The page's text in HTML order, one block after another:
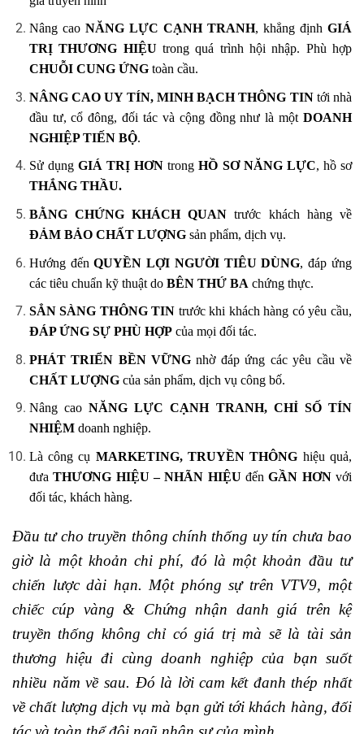
Nâng cao NĂNG LỰC CẠNH TRANH, khẳng địnhGIÁ
TRỊ THƯƠNG HIỆU trong quá trình hội nhập. Phù hợp
CHUỖI CUNG ỨNGtoàn cầu.
NÂNG CAO UY TÍN, MINH BẠCH THÔNG TINtới nhà
đầu tư, cổ đông, đối tác và cộng đồng như là một DOANH
NGHIỆP TIẾN BỘ.
Sử dụngGIÁ TRỊ HƠN trongHỒ SƠ NĂNG LỰC, hồ sơ
THẮNG THẦU.
BẰNG CHỨNG KHÁCH QUAN trước khách hàng về
ĐẢM BẢO CHẤT LƯỢNGsản phẩm, dịch vụ.
Hướng đếnQUYỀN LỢI NGƯỜI TIÊU DÙNG, đáp ứng
các tiêu chuẩn kỹ thuật do BÊN THỨ BA chứng thực.
SẲN SÀNG THÔNG TIN trước khi khách hàng có yêu cầu,
ĐÁP ỨNG SỰ PHÙ HỢPcủa mọi đối tác.
PHÁT TRIỂN BỀN VỮNG nhờ đáp ứng các yêu cầu về
CHẤT LƯỢNGcủa sản phẩm, dịch vụ công bố.
Nâng caoNĂNG LỰC CẠNH TRANH, CHỈ SỐ TÍN
NHIỆMdoanh nghiệp.
Là công cụ MARKETING, TRUYỀN THÔNG hiệu quả,
đưaTHƯƠNG HIỆU – NHÃN HIỆU đến GẦN HƠNvới
đối tác, khách hàng.
Đầu tư cho truyền thông chính thống uy tín chưa bao
giờ là một khoản chi phí, đó là một khoản đầu tư
chiến lược dài hạn. Một phóng sự trên VTV9, một
chiếc cúp vàng & Chứng nhận danh giá trên kệ
truyền thống không chỉ có giá trị mà sẽ là tài sản
thương hiệu đi cùng doanh nghiệp của bạn suốt
nhiều năm về sau. Đó là lời cam kết đanh thép nhất
về chất lượng dịch vụ mà bạn gửi tới khách hàng, đối